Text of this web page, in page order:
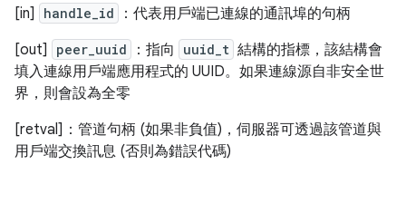
[in] handle_id
：代表用戶端已連線的通訊埠的句柄
[out]
peer_uuid ：指向 uuid_t 結構的指標，該結構會
填入連線用戶端應用程式的 UUID。如果連線源自非安全世
界，則會設為全零
[retval]：管道句柄 (如果非負值)，伺服器可透過該管道與
用戶端交換訊息 (否則為錯誤代碼)